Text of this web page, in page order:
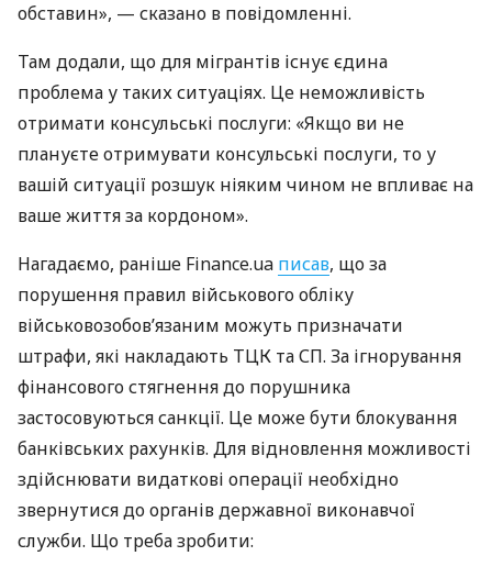
обставин», — сказано в повідомленні.
Там додали, що для мігрантів існує єдина
проблема у таких ситуаціях. Це неможливість
отримати консульські послуги: «Якщо ви не
плануєте отримувати консульські послуги, то у
вашій ситуації розшук ніяким чином не впливає на
ваше життя за кордоном».
Нагадаємо, раніше Finance.ua писав, що за
порушення правил військового обліку
військовозобов’язаним можуть призначати
штрафи, які накладають ТЦК та СП. За ігнорування
фінансового стягнення до порушника
застосовуються санкції. Це може бути блокування
банківських рахунків. Для відновлення можливості
здійснювати видаткові операції необхідно
звернутися до органів державної виконавчої
служби. Що треба зробити: